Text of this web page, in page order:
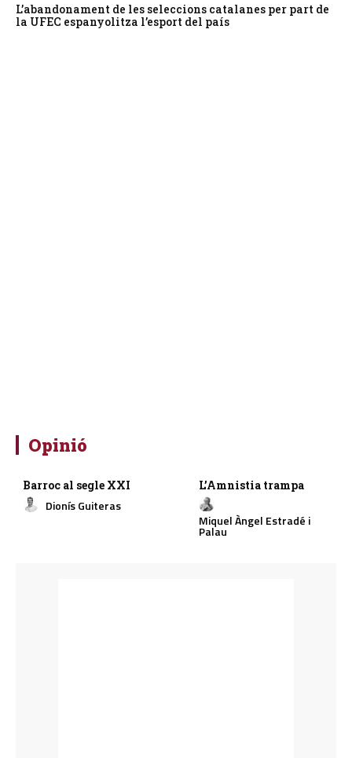
L’abandonament de les seleccions catalanes per part de
la UFEC espanyolitza l’esport del país
Opinió
Barroc al segle XXI
Dionís Guiteras
L’Amnistia trampa
Miquel Àngel Estradé i
Palau